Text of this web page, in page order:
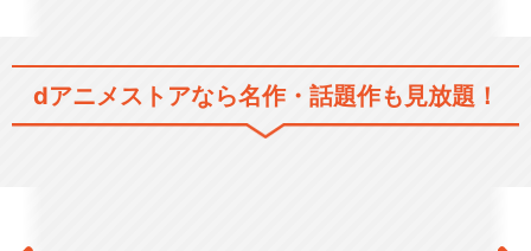
dアニメストアなら名作・話題作も見放題！